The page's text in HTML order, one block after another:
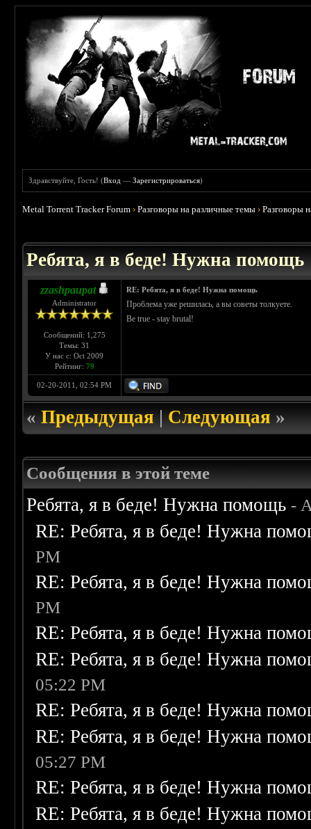
Здравствуйте, Гость! (Вход —Зарегистрироваться)
Metal Torrent Tracker Forum ›Разговоры на различные темы ›Разговоры
Ребята, я в беде! Нужна помощь
zzashpaupat
Administrator
Сообщений: 1,275
Темы: 31
У нас с: Oct 2009
Рейтинг: 79
RE: Ребята, я в беде! Нужна помощь
Проблема уже решилась, а вы советы толкуете.
Be true - stay brutal!
02-20-2011, 02:54 PM
«Предыдущая|Следующая»
Сообщения в этой теме
Ребята, я в беде! Нужна помощь -
RE: Ребята, я в беде! Нужна
PM
RE: Ребята, я в беде! Нужна
PM
RE: Ребята, я в беде! Нужна
RE: Ребята, я в беде! Нужна
05:22 PM
RE: Ребята, я в беде! Нужна
RE: Ребята, я в беде! Нужна
05:27 PM
RE: Ребята, я в беде! Нужна
RE: Ребята, я в беде! Нужна